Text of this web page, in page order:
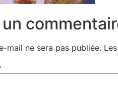
mail ne sera pas publiée.